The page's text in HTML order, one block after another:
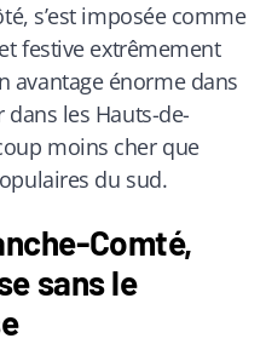
s’est imposée comme
festive extrêmement
avantage énorme dans
dans les Hauts-de-
moins cher que
du sud.
Comté,
sans le